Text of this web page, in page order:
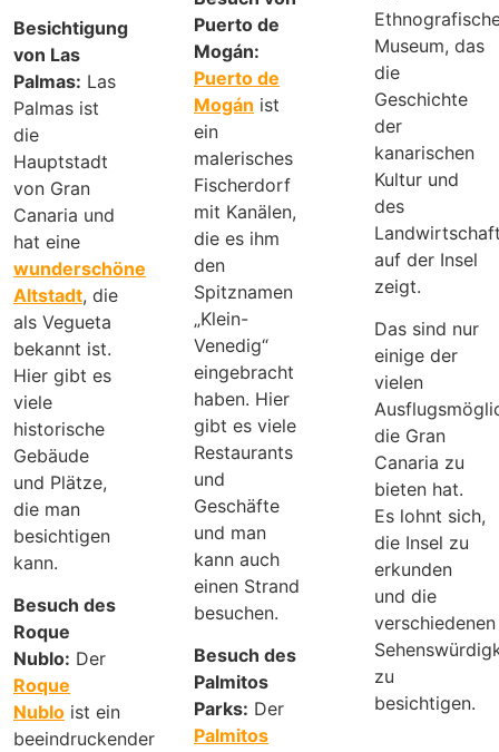
Besichtigung
von Las
Palmas: Las
Palmas ist
die
Hauptstadt
von Gran
Canaria und
hat eine
wunderschöne
Altstadt, die
als Vegueta
bekannt ist.
Hier gibt es
viele
historische
Gebäude
und Plätze,
die man
besichtigen
kann.
Besuch des
Roque
Nublo: Der
Roque
Nublo ist ein
beeindruckender
Puerto de
Mogán:
Puerto de
Mogán ist
ein
malerisches
Fischerdorf
mit Kanälen,
die es ihm
den
Spitznamen
„Klein-
Venedig“
eingebracht
haben. Hier
gibt es viele
Restaurants
und
Geschäfte
und man
kann auch
einen Strand
besuchen.
Besuch des
Palmitos
Parks: Der
Palmitos
Museum, das
die
Geschichte
der
kanarischen
Kultur und
des
auf der Insel
zeigt.
Das sind nur
einige der
vielen
die Gran
Canaria zu
bieten hat.
Es lohnt sich,
die Insel zu
erkunden
und die
verschiedenen
zu
besichtigen.